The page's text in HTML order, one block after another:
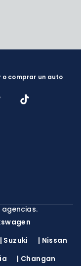
comprar un auto
| Suzuki | Nissan
| Changan